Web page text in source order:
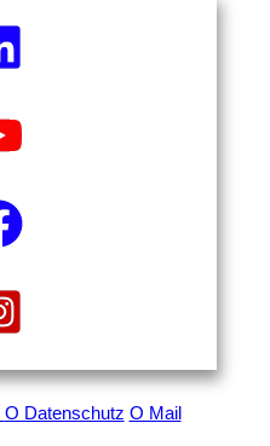
O Datenschutz O Mail